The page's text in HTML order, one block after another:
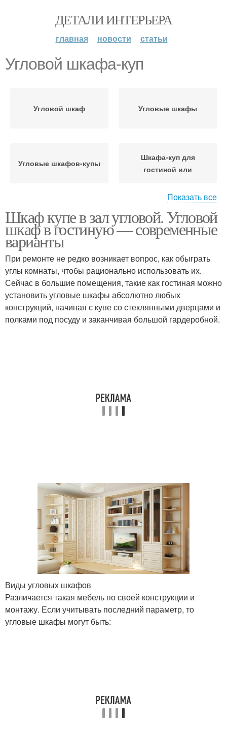
ДЕТАЛИ ИНТЕРЬЕРА
главная новости статьи
Угловой шкафа-куп
Угловой шкаф Угловые шкафы
Угловые шкафов-купы
Шкафа-куп для
гостиной или
Зал с угловым шкафом Угловые модели
Угловая мебель Угловые шифоньеры
Показать все
Шкаф купе в зал угловой. Угловой
шкаф в гостиную — современные
варианты
При ремонте не редко возникает вопрос, как обыграть
углы комнаты, чтобы рационально использовать их.
Сейчас в большие помещения, такие как гостиная можно
установить угловые шкафы абсолютно любых
конструкций, начиная с купе со стеклянными дверцами и
полками под посуду и заканчивая большой гардеробной.
Виды угловых шкафов
Различается такая мебель по своей конструкции и
монтажу. Если учитывать последний параметр, то
угловые шкафы могут быть: